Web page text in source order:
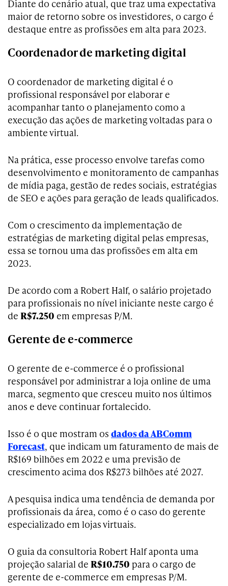
Diante do cenário atual, que traz uma expectativa
maior de retorno sobre os investidores, o cargo é
destaque entre as profissões em alta para 2023.
Coordenador de marketing digital
O coordenador de marketing digital é o
profissional responsável por elaborar e
acompanhar tanto o planejamento como a
execução das ações de marketing voltadas para o
ambiente virtual.
Na prática, esse processo envolve tarefas como
desenvolvimento e monitoramento de campanhas
de mídia paga, gestão de redes sociais, estratégias
de SEO e ações para geração de leads qualificados.
Com o crescimento da implementação de
estratégias de marketing digital pelas empresas,
essa se tornou uma das profissões em alta em
2023.
De acordo com a Robert Half, o salário projetado
para profissionais no nível iniciante neste cargo é
de R$7.250 em empresas P/M.
Gerente de e-commerce
O gerente de e-commerce é o profissional
responsável por administrar a loja online de uma
marca, segmento que cresceu muito nos últimos
anos e deve continuar fortalecido.
Isso é o que mostram os dados da ABComm
Forecast, que indicam um faturamento de mais de
R$169 bilhões em 2022 e uma previsão de
crescimento acima dos R$273 bilhões até 2027.
A pesquisa indica uma tendência de demanda por
profissionais da área, como é o caso do gerente
especializado em lojas virtuais.
O guia da consultoria Robert Half aponta uma
projeção salarial de R$10.750 para o cargo de
gerente de e-commerce em empresas P/M.